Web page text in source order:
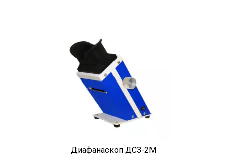
Индикатор скорости
Контроль диапазона скоростей
Диафанаскоп ДСЗ-2М